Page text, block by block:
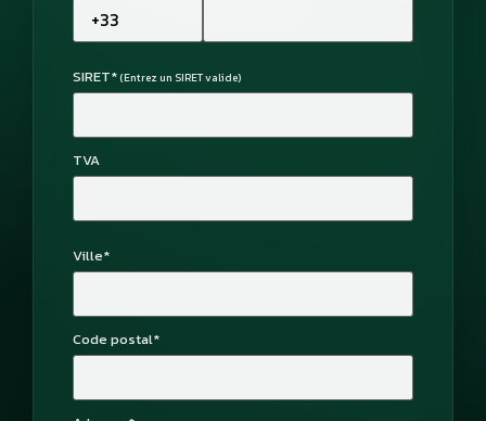
SIRET* (Entrez un SIRET valide)
TVA
Ville*
Code postal*